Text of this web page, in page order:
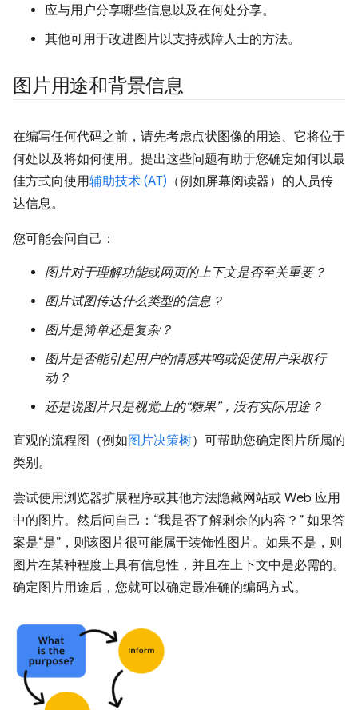
应与用户分享哪些信息以及在何处分享。
其他可用于改进图片以支持残障人士的方法。
图片用途和背景信息
在编写任何代码之前，请先考虑点状图像的用途、它将位于
何处以及将如何使用。提出这些问题有助于您确定如何以最
佳方式向使用辅助技术 (AT) （例如屏幕阅读器）的人员传
达信息。
您可能会问自己：
图片对于理解功能或网页的上下文是否至关重要？
图片试图传达什么类型的信息？
图片是简单还是复杂？
图片是否能引起用户的情感共鸣或促使用户采取行
动？
还是说图片只是视觉上的“糖果”，没有实际用途？
直观的流程图（例如图片决策树）可帮助您确定图片所属的
类别。
尝试使用浏览器扩展程序或其他方法隐藏网站或 Web 应用
中的图片。然后问自己：“我是否了解剩余的内容？” 如果答
案是“是”，则该图片很可能属于装饰性图片。如果不是，则
图片在某种程度上具有信息性，并且在上下文中是必需的。
确定图片用途后，您就可以确定最准确的编码方式。